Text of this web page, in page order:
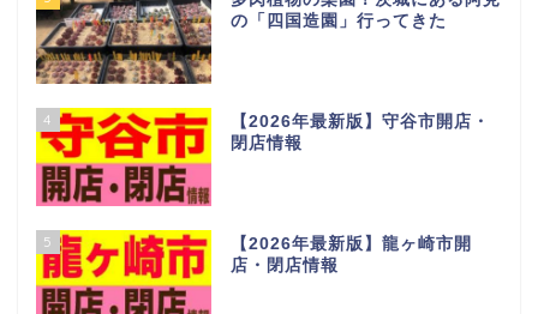
1
【2026年最新版】つくば市開
店・閉店情報
2
【2026年最新版】土浦市 開
店・閉店情報